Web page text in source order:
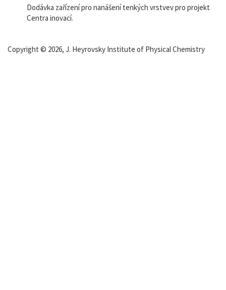
Dodávka zařízení pro nanášení tenkých vrstvev pro projekt
Centra inovací.
Copyright © 2026, J. Heyrovsky Institute of Physical Chemistry